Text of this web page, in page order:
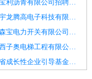
陕西宝利沥青有限公司招聘口腔医生
陕西宇龙腾高电子科技有限公司招聘中医医生
陕西森宝电力开关有限公司招聘全科医生
昆山西子奥电梯工程有限公司招聘眼科医生
陕西省成长性企业引导基金管理有限公司招聘手外科医生